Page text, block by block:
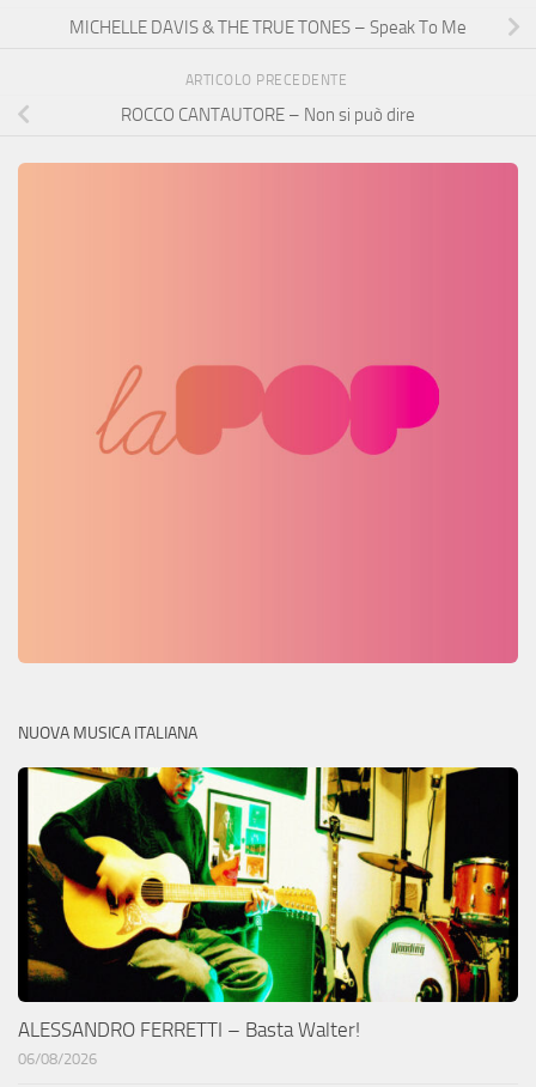
MICHELLE DAVIS & THE TRUE TONES – Speak To Me
ARTICOLO PRECEDENTE
ROCCO CANTAUTORE – Non si può dire
NUOVA MUSICA ITALIANA
ALESSANDRO FERRETTI – Basta Walter!
06/08/2026